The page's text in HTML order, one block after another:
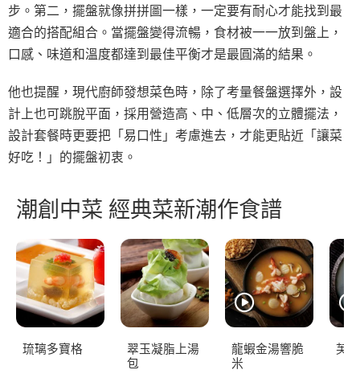
步。第二，擺盤就像拼拼圖一樣，一定要有耐心才能找到最
適合的搭配組合。當擺盤變得流暢，食材被一一放到盤上，
口感、味道和溫度都達到最佳平衡才是最圓滿的結果。
他也提醒，現代廚師發想菜色時，除了考量餐盤選擇外，設
計上也可跳脫平面，採用營造高、中、低層次的立體擺法，
設計套餐時更要把「易口性」考慮進去，才能更貼近「讓菜
好吃！」的擺盤初衷。
潮創中菜 經典菜新潮作食譜
琉璃多寶格
翠玉凝脂上湯
包
龍蝦金湯響脆
米
芙